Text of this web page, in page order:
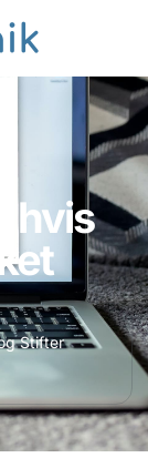
hvis
Stifter